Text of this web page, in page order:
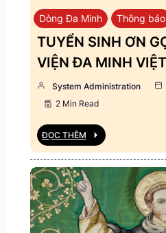
Dòng Đa Minh Thông báo
TUYỂN SINH ƠN
VIỆN ĐA MINH
System Administration
2 Min Read
ĐỌC THÊM